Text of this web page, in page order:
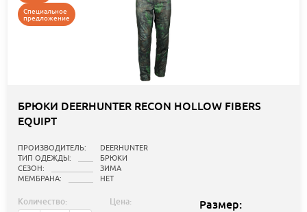
Специальное
предложение
БРЮКИ DEERHUNTER RECON HOLLOW FIBERS
EQUIPT
ПРОИЗВОДИТЕЛЬ:
DEERHUNTER
ТИП ОДЕЖДЫ:
БРЮКИ
СЕЗОН:
ЗИМА
МЕМБРАНА:
НЕТ
Количество: Цена: Размер: